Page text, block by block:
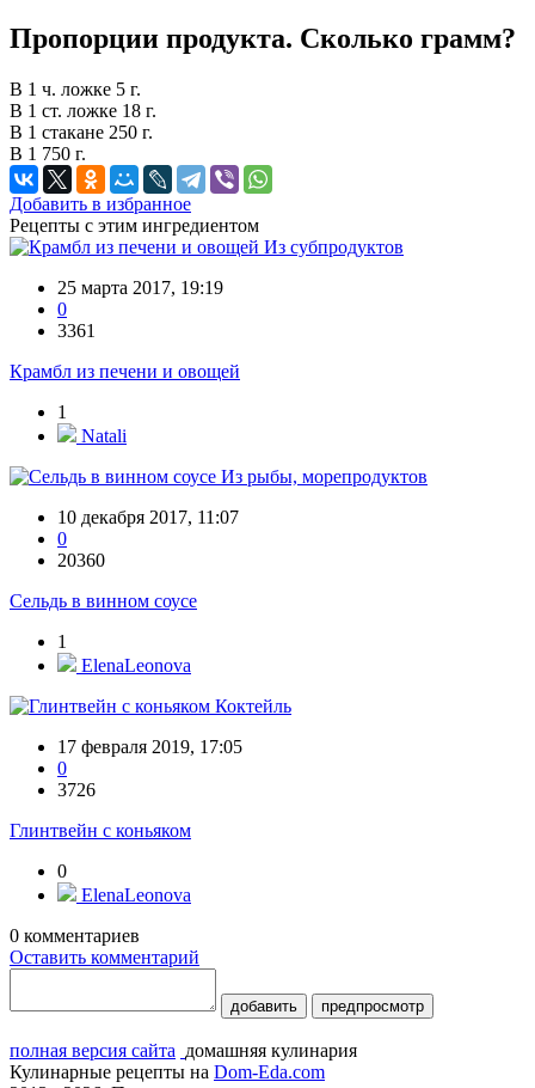
Пропорции продукта. Сколько грамм?
В 1 ч. ложке 5 г.
В 1 ст. ложке 18 г.
В 1 стакане 250 г.
В 1 750 г.
Добавить в избранное
Рецепты с этим ингредиентом
Из субпродуктов
25 марта 2017, 19:19
0
3361
Крамбл из печени и овощей
1
Natali
Из рыбы, морепродуктов
10 декабря 2017, 11:07
0
20360
Сельдь в винном соусе
1
ElenaLeonova
Коктейль
17 февраля 2019, 17:05
0
3726
Глинтвейн с коньяком
0
ElenaLeonova
0 комментариев
Оставить комментарий
добавить предпросмотр
полная версия сайта домашняя кулинария
Кулинарные рецепты на Dom-Eda.com